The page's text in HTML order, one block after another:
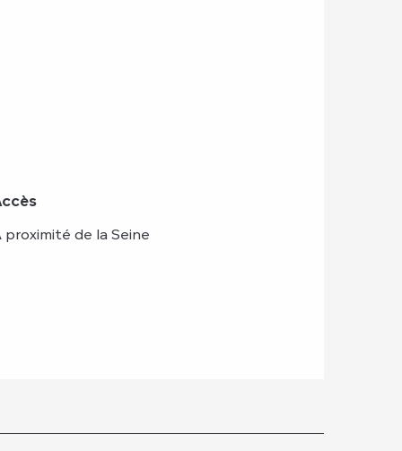
proximité de la Seine